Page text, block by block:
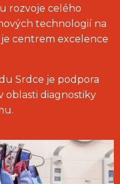
rozvoje celého
technologií na
je centrem excelence
Srdce je podpora
oblasti diagnostiky